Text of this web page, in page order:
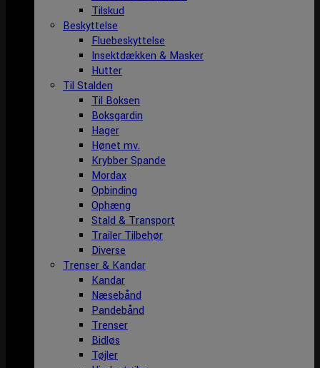
Tilskud
Beskyttelse
Fluebeskyttelse
Insektdækken & Masker
Hutter
Til Stalden
Til Boksen
Boksgardin
Hager
Hønet mv.
Krybber Spande
Mordax
Opbinding
Ophæng
Stald & Transport
Trailer Tilbehør
Diverse
Trenser & Kandar
Kandar
Næsebånd
Pandebånd
Trenser
Bidløs
Tøjler